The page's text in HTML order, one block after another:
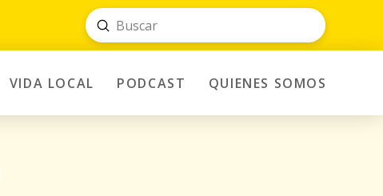
Search
Submit
VIDA LOCAL PODCAST QUIENES SOMOS